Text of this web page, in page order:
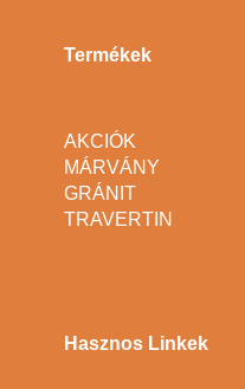
Termékek
AKCIÓK
MÁRVÁNY
GRÁNIT
TRAVERTIN
Hasznos Linkek